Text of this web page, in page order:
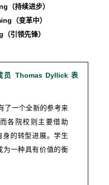
（持续进步）
（变革中）
引领先锋）
员 Thomas Dyllick表
了一个全新的参考来
各院校则主要借助
身的转型进展。学生
为一种具有价值的衡